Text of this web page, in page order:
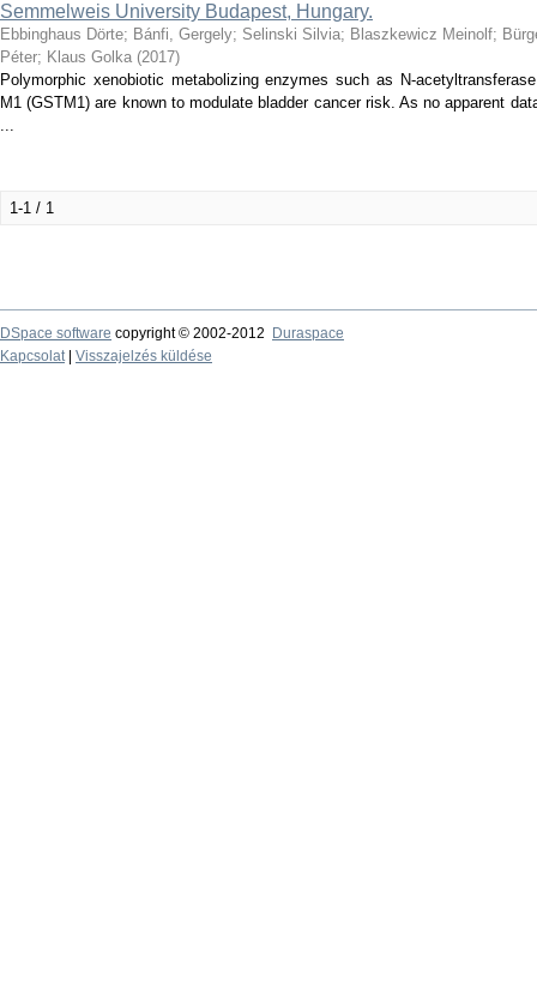
Semmelweis University Budapest, Hungary.
Ebbinghaus Dörte; Bánfi, Gergely; Selinski Silvia; Blaszkewicz Meinolf;
Péter; Klaus Golka (2017)
Polymorphic xenobiotic metabolizing enzymes such as N-
M1 (GSTM1) are known to modulate bladder cancer risk. As no apparent
...
1-1 / 1
DSpace software copyright © 2002-2012
Duraspace
Kapcsolat| Visszajelzés küldése